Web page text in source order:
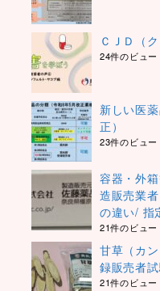
ＣＪＤ（
24件のビュー
新しい医
正）
23件のビュー
容器・外
造販売業
の違い/ 指
21件のビュー
甘草（カ
録販売者試
21件のビュー